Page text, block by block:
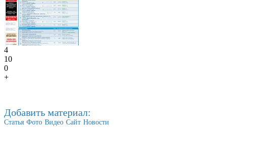
4
10
0
+
Добавить материал:
Статья Фото Видео Сайт Новости